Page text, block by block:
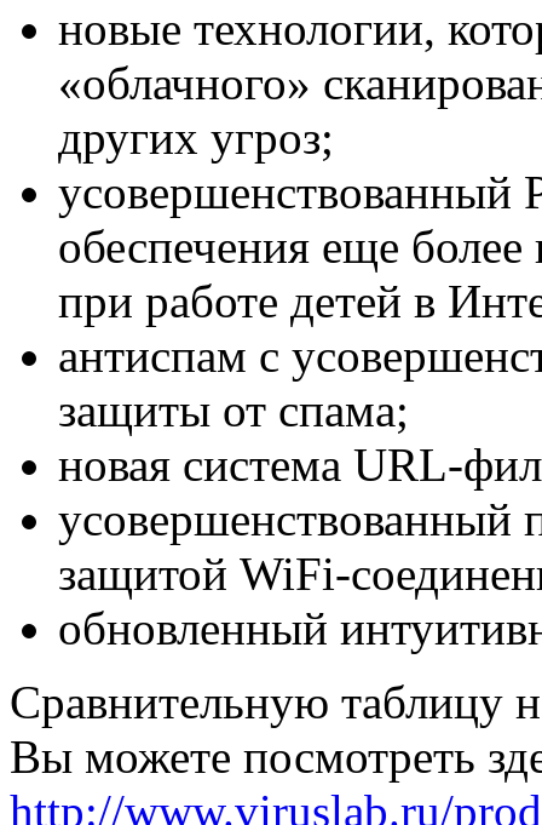
новые технологии,
«облачного»
других угроз;
усовершенствованный
обеспечения еще более
при работе детей в
антиспам с
защиты от спама;
новая система URL-
усовершенствованный
защитой WiFi-
обновленный
Сравнительную таблицу
Вы можете посмотреть
http://www.viruslab.ru/